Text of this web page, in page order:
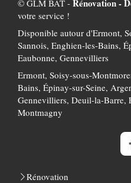
© GLM BAT - Rénovation -
votre service !
Disponible autour d'Ermont,
Sannois, Enghien-les-Bains,
Eaubonne, Gennevilliers
Ermont, Soisy-sous-
Bains, Épinay-sur-Seine,
Gennevilliers, Deuil-la-Barre,
Montmagny
Rénovation